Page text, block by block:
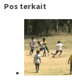
Pos terkait